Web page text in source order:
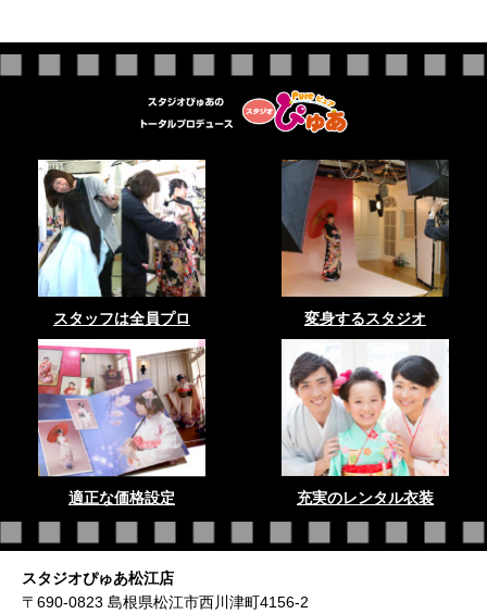
スタッフは全員プロ 変身するスタジオ
適正な価格設定 充実のレンタル衣装
スタジオぴゅあ松江店
〒690-0823 島根県松江市西川津町4156-2